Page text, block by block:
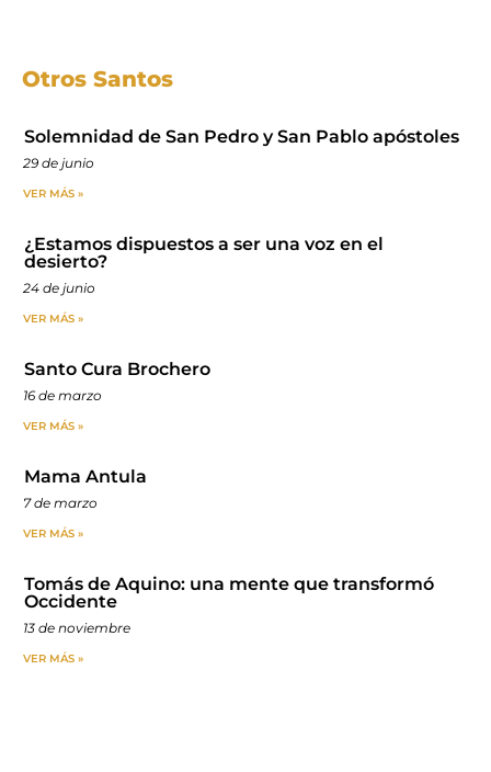
Otros Santos
Solemnidad de San Pedro y San Pablo apóstoles
29 de junio
VER MÁS »
¿Estamos dispuestos a ser una voz en el
desierto?
24 de junio
VER MÁS »
Santo Cura Brochero
16 de marzo
VER MÁS »
Mama Antula
7 de marzo
VER MÁS »
Tomás de Aquino: una mente que transformó
Occidente
13 de noviembre
VER MÁS »